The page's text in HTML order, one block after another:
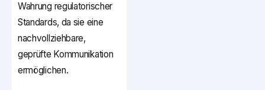
Wahrung regulatorischer
Standards, da sie eine
nachvollziehbare,
geprüfte Kommunikation
ermöglichen.